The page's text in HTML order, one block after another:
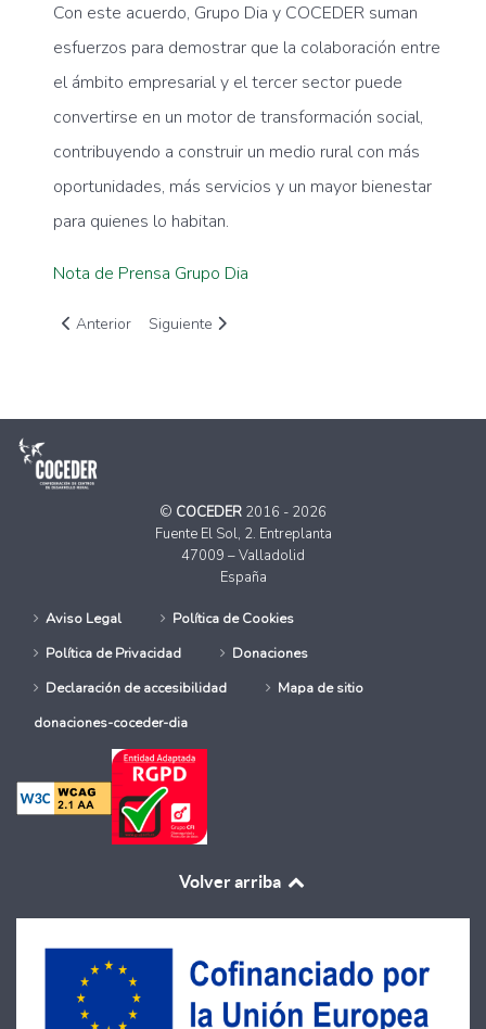
Con este acuerdo, Grupo Dia y COCEDER suman
esfuerzos para demostrar que la colaboración entre
el ámbito empresarial y el tercer sector puede
convertirse en un motor de transformación social,
contribuyendo a construir un medio rural con más
oportunidades, más servicios y un mayor bienestar
para quienes lo habitan.
Nota de Prensa Grupo Dia
Artículo anterior: Jóvenes del medio rural entrevistan a
Anterior Artículo siguiente: Las personas: el verdadero
Siguiente
© COCEDER 2016 - 2026
Fuente El Sol, 2. Entreplanta
47009 – Valladolid
España
Aviso Legal
Política de Cookies
Política de Privacidad
Donaciones
Declaración de accesibilidad
Mapa de sitio
donaciones-coceder-dia
Volver arriba